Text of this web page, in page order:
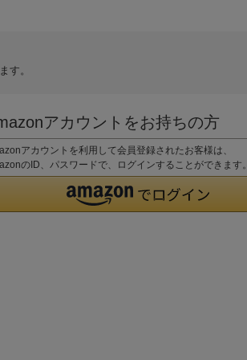
す。
アカウントをお持ちの方
アカウントを利用して会員登録されたお客様は、
のID、パスワードで、ログインすることができます。